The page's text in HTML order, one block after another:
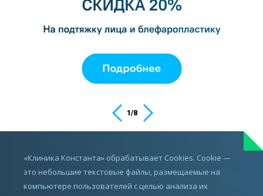
1/8
ИМЕЮТСЯ ПРОТИВОПОКАЗАНИЯ,
ПРОКОНСУЛЬТИРУЙТЕСЬ С ВРАЧОМ
«Клиника Константа» обрабатывает Cookies. Cookie —
это небольшие текстовые файлы, размещаемые на
компьютере пользователей с целью анализа их